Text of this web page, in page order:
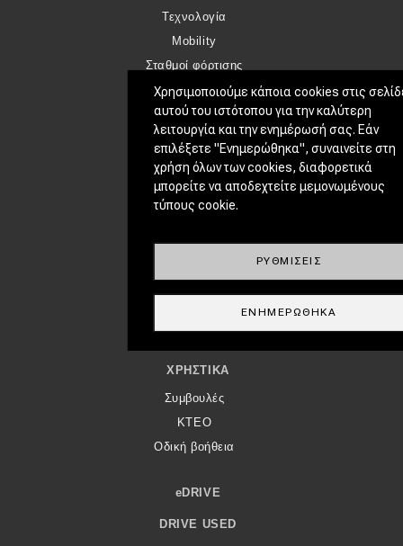
Τεχνολογία
Mobility
Σταθμοί φόρτισης
CLASSIC
Νέα
Παρουσιάσεις
DRIVE AWAY
Οδηγός αγοράς
ΧΡΗΣΤΙΚΆ
Συμβουλές
ΚΤΕΟ
Οδική βοήθεια
eDRIVE
DRIVE USED
Χρησιμοποιούμε κάποια cookies στις
αυτού του ιστότοπου για την καλύτερη
λειτουργία και την ενημέρωσή σας. Εάν
επιλέξετε "Ενημερώθηκα", συναινείτε στη
χρήση όλων των cookies, διαφορετικά
μπορείτε να αποδεχτείτε μεμονωμένους
τύπους cookie.
ΡΥΘΜΊΣΕΙΣ
ΕΝΗΜΕΡΏΘΗΚΑ